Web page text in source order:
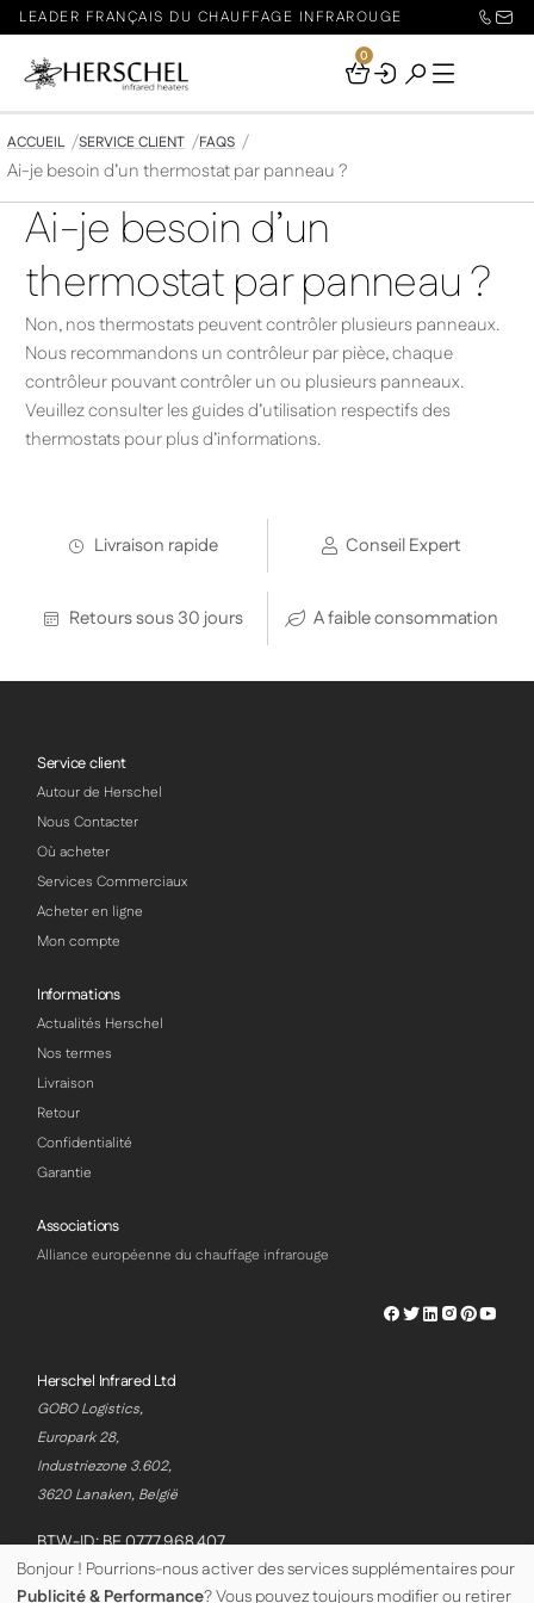
LEADER FRANÇAIS DU CHAUFFAGE INFRAROUGE
Your
0
ACCUEIL SERVICE CLIENT FAQS
Ai-je besoin d’un thermostat par panneau ?
Ai-je besoin d’un
thermostat par panneau ?
Non, nos thermostats peuvent contrôler plusieurs panneaux.
Nous recommandons un contrôleur par pièce, chaque
contrôleur pouvant contrôler un ou plusieurs panneaux.
Veuillez consulter les guides d’utilisation respectifs des
thermostats pour plus d’informations.
Livraison rapide Conseil Expert
Retours sous 30 jours A faible consommation
Service client
Autour de Herschel
Nous Contacter
Où acheter
Services Commerciaux
Acheter en ligne
Mon compte
Informations
Actualités Herschel
Nos termes
Livraison
Retour
Confidentialité
Garantie
Associations
Alliance européenne du chauffage infrarouge
Herschel
Herschel
Herschel
Herschel
Herschel
Herschel Infrared Ltd
GOBO Logistics,
Europark 28,
Industriezone 3.602,
3620 Lanaken, België
BTW-ID: BE 0777.968.407
Bonjour ! Pourrions-nous activer des services supplémentaires pour
Publicité & Performance? Vous pouvez toujours modifier ou retirer